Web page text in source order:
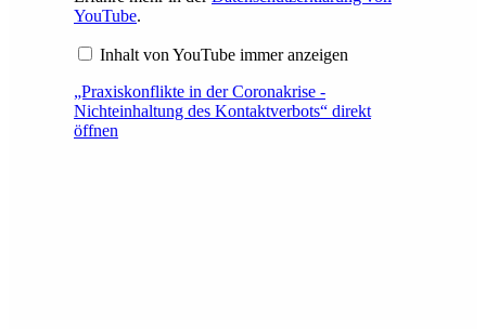
YouTube.
Inhalt von YouTube immer anzeigen
„Praxiskonflikte in der Coronakrise -
Nichteinhaltung des Kontaktverbots“ direkt
öffnen